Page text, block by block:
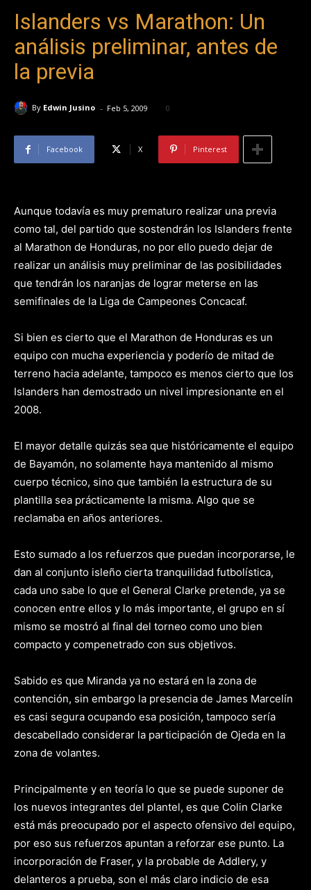
Islanders vs Marathon: Un
análisis preliminar, antes de
la previa
By Edwin Jusino - Feb 5, 2009 0
Facebook X Pinterest
Aunque todavía es muy prematuro realizar una previa
como tal, del partido que sostendrán los Islanders frente
al Marathon de Honduras, no por ello puedo dejar de
realizar un análisis muy preliminar de las posibilidades
que tendrán los naranjas de lograr meterse en las
semifinales de la Liga de Campeones Concacaf.
Si bien es cierto que el Marathon de Honduras es un
equipo con mucha experiencia y poderío de mitad de
terreno hacia adelante, tampoco es menos cierto que los
Islanders han demostrado un nivel impresionante en el
2008.
El mayor detalle quizás sea que históricamente el equipo
de Bayamón, no solamente haya mantenido al mismo
cuerpo técnico, sino que también la estructura de su
plantilla sea prácticamente la misma. Algo que se
reclamaba en años anteriores.
Esto sumado a los refuerzos que puedan incorporarse, le
dan al conjunto isleño cierta tranquilidad futbolística,
cada uno sabe lo que el General Clarke pretende, ya se
conocen entre ellos y lo más importante, el grupo en sí
mismo se mostró al final del torneo como uno bien
compacto y compenetrado con sus objetivos.
Sabido es que Miranda ya no estará en la zona de
contención, sin embargo la presencia de James Marcelín
es casi segura ocupando esa posición, tampoco sería
descabellado considerar la participación de Ojeda en la
zona de volantes.
Principalmente y en teoría lo que se puede suponer de
los nuevos integrantes del plantel, es que Colin Clarke
está más preocupado por el aspecto ofensivo del equipo,
por eso sus refuerzos apuntan a reforzar ese punto. La
incorporación de Fraser, y la probable de Addlery, y
delanteros a prueba, son el más claro indicio de esa